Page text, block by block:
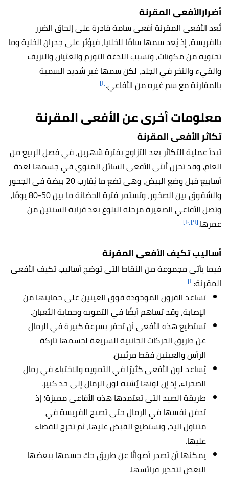
أضرارالأفعى المقرنة
تُعد الأفعى المقرنة أفعى سامة قادرة على إلحاق الضرر
بالفريسة، إذ يُعد سمها سامًا للخلايا، فيؤثر على جدران الخلية وما
تحتويه من مكونات، وتسبب اللدغة التورم والغثيان والنزيف
والقيء والنخر في الجلد، لكن سمها غير شديد السمية
بالمقارنة مع سم غيره من الأفاعي.[١]
معلومات أخرى عن الأفعى المقرنة
تكاثرالأفعى المقرنة
تبدأ عملية التكاثر بعد التزاوج بفترة شهرين، في فصل الربيع من
العام، وقد تخزن أنثى الأفعى السائل المنوي في جسمها لعدة
أسابيع قبل وضع البيض، وهي تضع ما يُقارب 20 بيضة في الجحور
والشقوق بين الصخور، وتستمر فترة الحضانة ما بين 50-80 يومًا،
وتصل الأفاعي الصغيرة مرحلة البلوغ بعد قرابة السنتين من
عمرها.[٩] [١٠]
أساليب تكيفالأفعى المقرنة
فيما يأتي مجموعة من النقاط التي توضح أساليب تكيف الأفعى
المقرنة:[١]
تساعد القرون الموجودة فوق العينين على حمايتها من
الإصابة، وقد تساهم أيضًا في التمويه وحماية الثعبان.
تستطيع هذه الأفعى أن تحفر بسرعة كبيرة في الرمال
عن طريق الحركات الجانبية السريعة لجسمها تاركة
الرأس والعينين فقط مرئيين.
يُساعد لون الأفعى كثيرًا في التمويه والاختباء في رمال
الصحراء، إذ إن لونها يُشبه لون الرمال إلى حد كبير.
طريقة الصيد التي تعتمدها هذه الأفاعي مميزة؛ إذ
تدفن نفسها في الرمال حتى تصبح الفريسة في
متناول اليد، وتستطيع القبض عليها، ثم تخرج للقضاء
عليها.
يمكنها أن تصدر أصواتًا عن طريق حك جسمها ببعضها
البعض لتحذير فرائسها.